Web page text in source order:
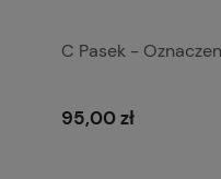
C Pasek -
95,00 zł